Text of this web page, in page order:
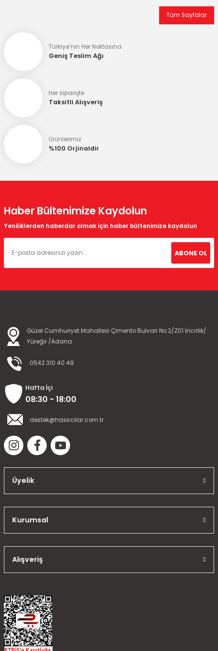
Tüm Sayfalar
Türkiye’nin Her Noktasına
Geniş Teslim Ağı
Her siparişte
Taksitli Alışveriş
Ürünlerimiz
%100 Orjinaldir
Haber Bültenimize Kaydolun
Yeniliklerden haberdar olmak için haber bültenimize kaydolun
ABONE OL
Güzel Cumhuriyet Mahallesi Çimento Bulvarı No:2/Z01 İncirlik/
Yüreğir /Adana
0542 310 40 49
Hafta İçi
08:30 - 18:00
destek@hasircilar.com.tr
Üyelik
Kurumsal
Alışveriş